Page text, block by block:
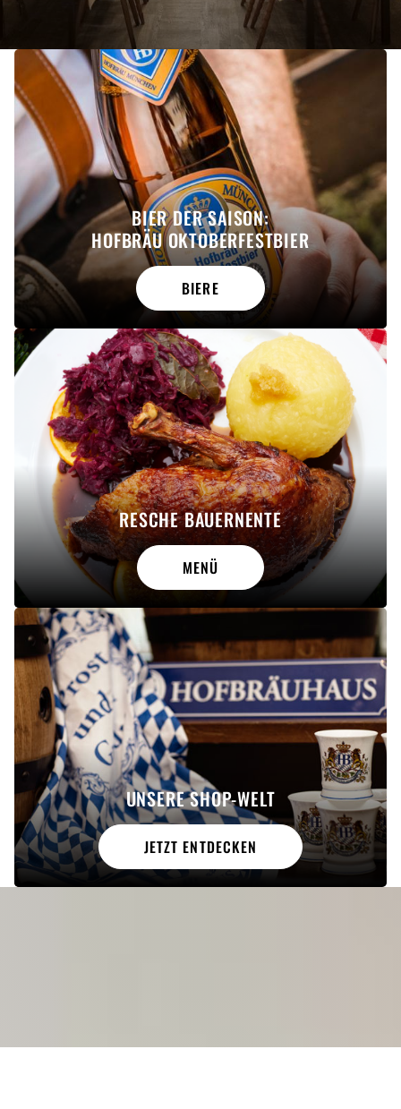
BIER DER SAISON:
HOFBRÄU OKTOBERFESTBIER
BIERE
RESCHE BAUERNENTE
MENÜ
UNSERE SHOP-WELT
JETZT ENTDECKEN